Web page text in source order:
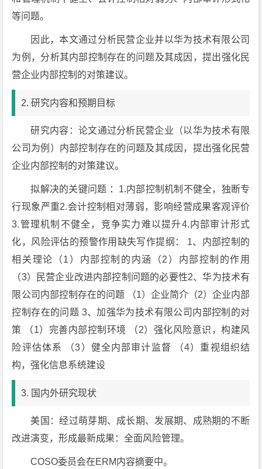
等问题。
因此，本文通过分析民营企业并以华为技术有限公司
为例，分析其内部控制存在的问题及其成因，提出强化民
营企业内部控制的对策建议。
2. 研究内容和预期目标
研究内容：论文通过分析民营企业（以华为技术有限
公司为例）内部控制存在的问题及其成因，提出强化民营
企业内部控制的对策建议。
拟解决的关键问题 ：1.内部控制机制不健全，独断专
行现象严重2.会计控制相对薄弱，影响经营成果客观评价
3.管理机制不健全，竞争实力难以提升4.内部审计形式
化，风险评估的预警作用缺失写作提纲： 1、内部控制的
相关理论（1）内部控制的内涵（2）内部控制的作用
（3）民营企业改进内部控制问题的必要性2、华为技术有
限公司内部控制存在的问题 （1）企业简介（2）企业内部
控制存在的问题 3、加强华为技术有限公司内部控制的对
策 （1）完善内部控制环境 （2）强化风险意识，构建风
险评估体系 （3）健全内部审计监督 （4）重视组织结
构，强化信息系统建设
3. 国内外研究现状
美国：经过萌芽期、成长期、发展期、成熟期的不断
改进演变，形成最新成果：全面风险管理。
COSO委员会在ERM内容摘要中。